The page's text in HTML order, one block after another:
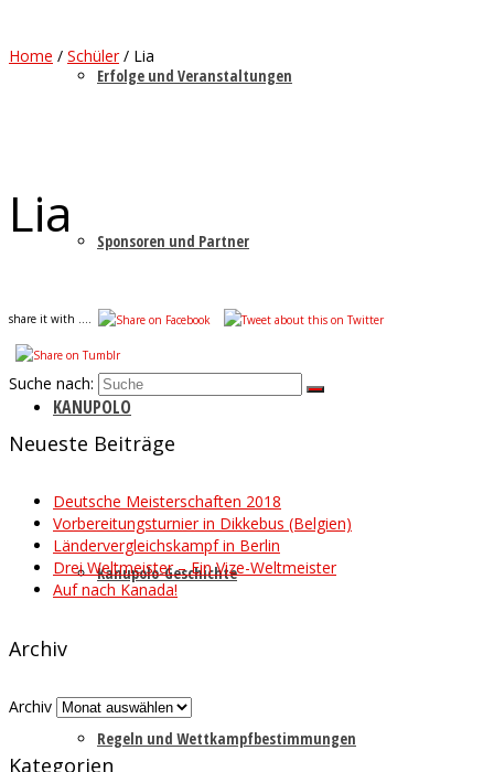
Erfolge und Veranstaltungen
Sponsoren und Partner
KANUPOLO
Kanupolo-Geschichte
Regeln und Wettkampfbestimmungen
Home / Schüler / Lia
Lia
share it with ....
Suche nach:
Neueste Beiträge
Deutsche Meisterschaften 2018
Vorbereitungsturnier in Dikkebus (Belgien)
Ländervergleichskampf in Berlin
Drei Weltmeister – Ein Vize-Weltmeister
Auf nach Kanada!
Archiv
Archiv
Kategorien